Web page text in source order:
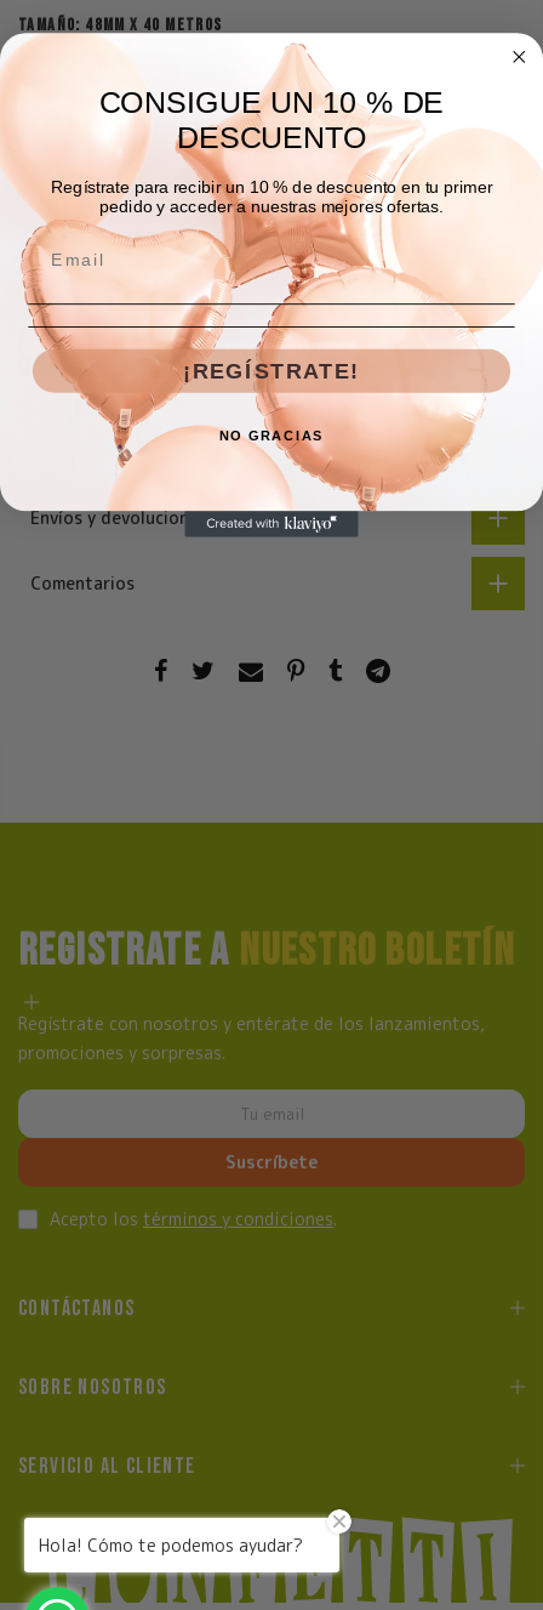
TAMAÑO: 48MM X 40 METROS
48mm x 100 metros
48mm x 200 metros
AGREGAR A LA BOLSA
COMPRAR AHORA
Descripción
Envíos y devoluciones
Comentarios
REGISTRATE A NUESTRO BOLETÍN
Regístrate con nosotros y entérate de los lanzamientos,
promociones y sorpresas.
Suscríbete
Acepto los términos y condiciones.
CONTÁCTANOS
SOBRE NOSOTROS
SERVICIO AL CLIENTE
CONSIGUE UN 10 % DE
DESCUENTO
Regístrate para recibir un 10 % de descuento en tu primer
pedido y acceder a nuestras mejores ofertas.
¡REGÍSTRATE!
NO GRACIAS
Hola! Cómo te podemos ayudar?